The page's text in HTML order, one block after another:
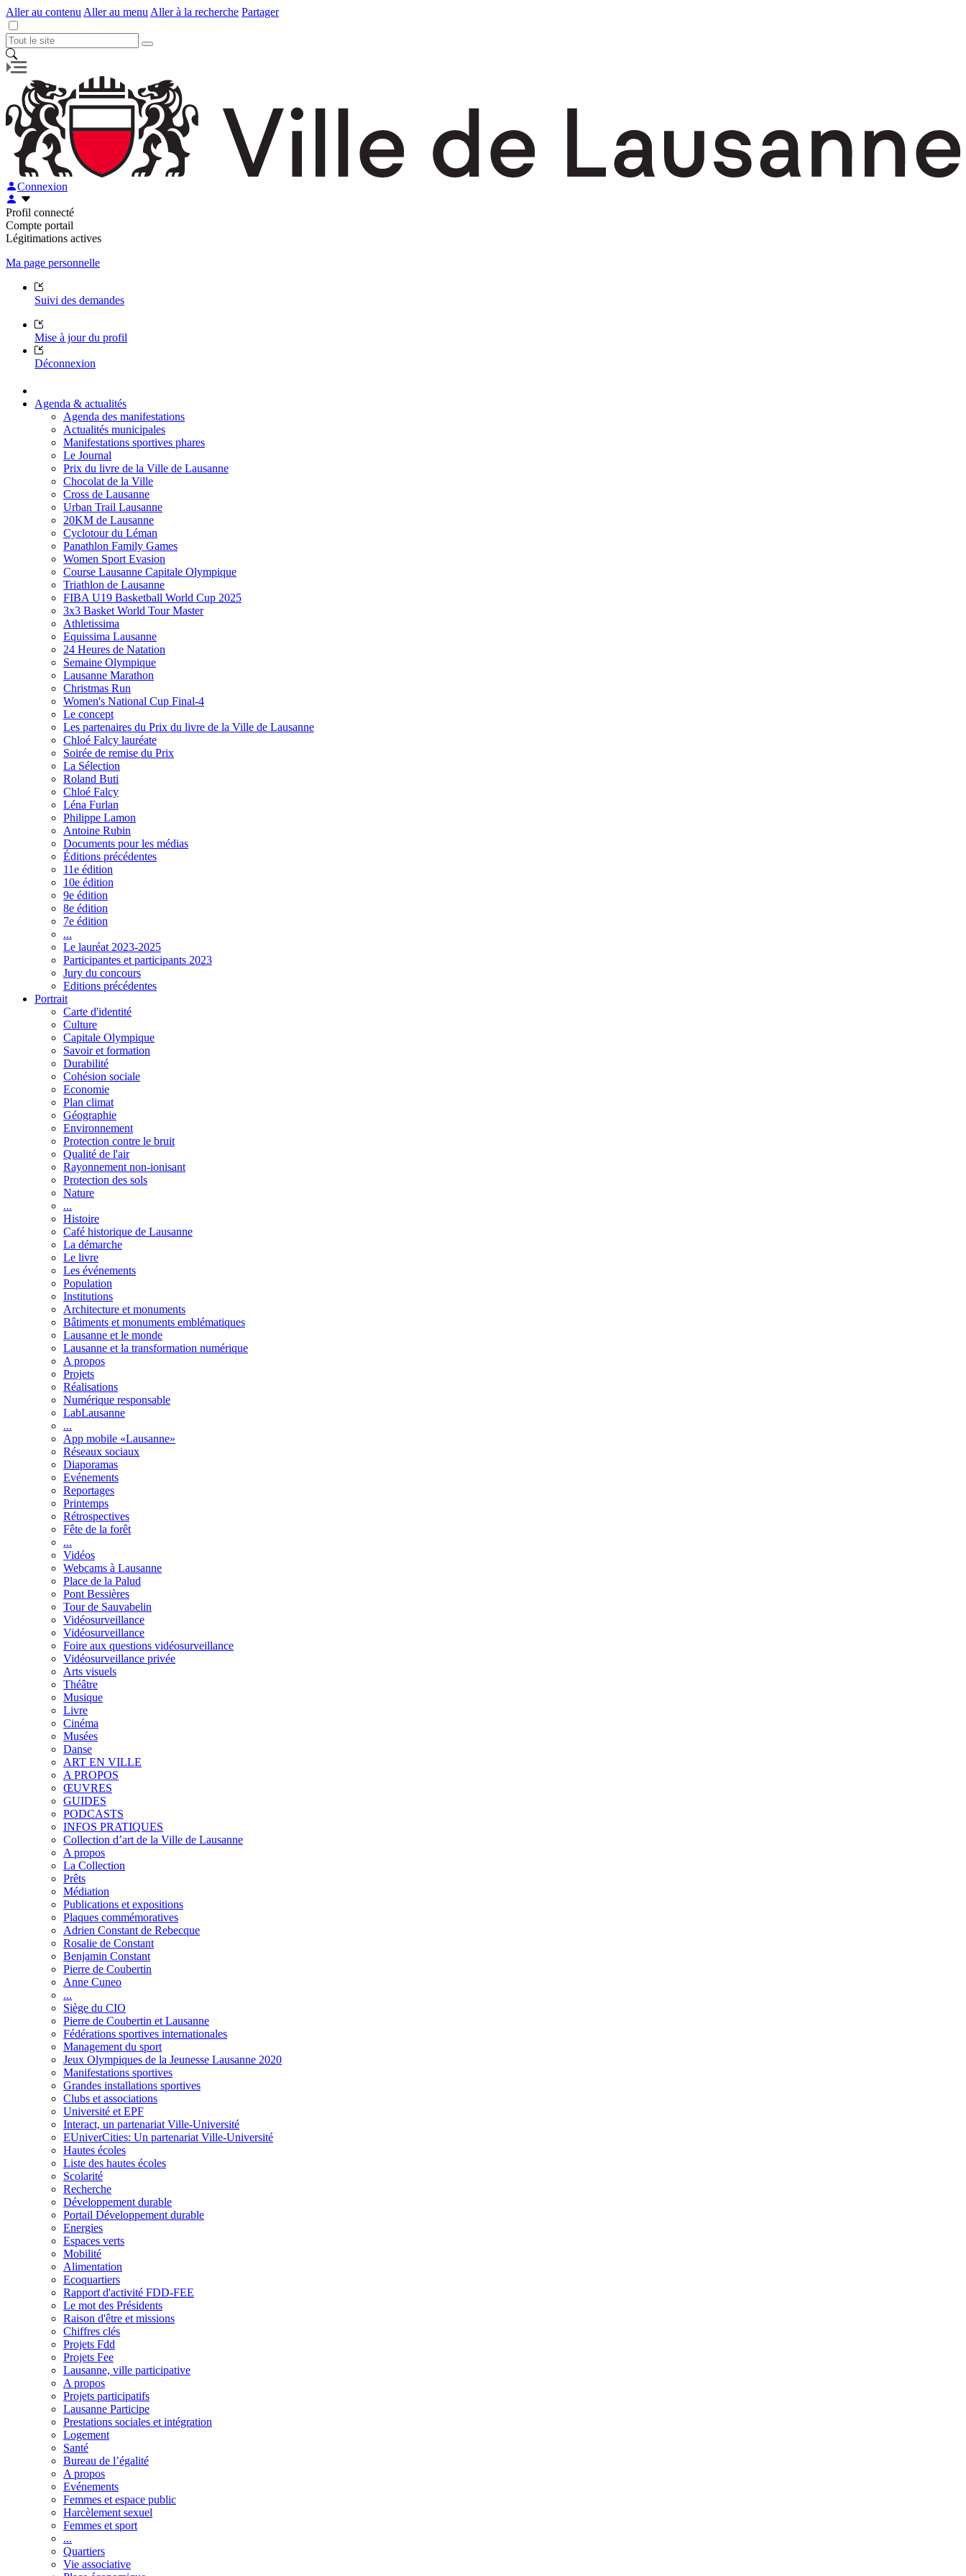
Aller au contenu Aller au menu Aller à la recherche Partager
Connexion
Profil connecté
Compte portail
Légitimations actives
Ma page personnelle
Suivi des demandes
Mise à jour du profil
Déconnexion
Agenda & actualités
Agenda des manifestations
Actualités municipales
Manifestations sportives phares
Le Journal
Prix du livre de la Ville de Lausanne
Chocolat de la Ville
Cross de Lausanne
Urban Trail Lausanne
20KM de Lausanne
Cyclotour du Léman
Panathlon Family Games
Women Sport Evasion
Course Lausanne Capitale Olympique
Triathlon de Lausanne
FIBA U19 Basketball World Cup 2025
3x3 Basket World Tour Master
Athletissima
Equissima Lausanne
24 Heures de Natation
Semaine Olympique
Lausanne Marathon
Christmas Run
Women's National Cup Final-4
Le concept
Les partenaires du Prix du livre de la Ville de Lausanne
Chloé Falcy lauréate
Soirée de remise du Prix
La Sélection
Roland Buti
Chloé Falcy
Léna Furlan
Philippe Lamon
Antoine Rubin
Documents pour les médias
Éditions précédentes
11e édition
10e édition
9e édition
8e édition
7e édition
...
Le lauréat 2023-2025
Participantes et participants 2023
Jury du concours
Editions précédentes
Portrait
Carte d'identité
Culture
Capitale Olympique
Savoir et formation
Durabilité
Cohésion sociale
Economie
Plan climat
Géographie
Environnement
Protection contre le bruit
Qualité de l'air
Rayonnement non-ionisant
Protection des sols
Nature
...
Histoire
Café historique de Lausanne
La démarche
Le livre
Les événements
Population
Institutions
Architecture et monuments
Bâtiments et monuments emblématiques
Lausanne et le monde
Lausanne et la transformation numérique
A propos
Projets
Réalisations
Numérique responsable
LabLausanne
...
App mobile «Lausanne»
Réseaux sociaux
Diaporamas
Evénements
Reportages
Printemps
Rétrospectives
Fête de la forêt
...
Vidéos
Webcams à Lausanne
Place de la Palud
Pont Bessières
Tour de Sauvabelin
Vidéosurveillance
Vidéosurveillance
Foire aux questions vidéosurveillance
Vidéosurveillance privée
Arts visuels
Théâtre
Musique
Livre
Cinéma
Musées
Danse
ART EN VILLE
A PROPOS
ŒUVRES
GUIDES
PODCASTS
INFOS PRATIQUES
Collection d’art de la Ville de Lausanne
A propos
La Collection
Prêts
Médiation
Publications et expositions
Plaques commémoratives
Adrien Constant de Rebecque
Rosalie de Constant
Benjamin Constant
Pierre de Coubertin
Anne Cuneo
...
Siège du CIO
Pierre de Coubertin et Lausanne
Fédérations sportives internationales
Management du sport
Jeux Olympiques de la Jeunesse Lausanne 2020
Manifestations sportives
Grandes installations sportives
Clubs et associations
Université et EPF
Interact, un partenariat Ville-Université
EUniverCities: Un partenariat Ville-Université
Hautes écoles
Liste des hautes écoles
Scolarité
Recherche
Développement durable
Portail Développement durable
Energies
Espaces verts
Mobilité
Alimentation
Ecoquartiers
Rapport d'activité FDD-FEE
Le mot des Présidents
Raison d'être et missions
Chiffres clés
Projets Fdd
Projets Fee
Lausanne, ville participative
A propos
Projets participatifs
Lausanne Participe
Prestations sociales et intégration
Logement
Santé
Bureau de l’égalité
A propos
Evénements
Femmes et espace public
Harcèlement sexuel
Femmes et sport
...
Quartiers
Vie associative